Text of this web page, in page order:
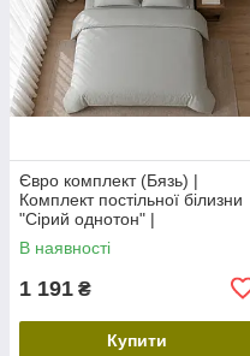
Євро комплект (Бязь) |
Комплект постільної білизни
"Сірий однотон" |
Простирадло 240х220 см
В наявності
1 191 ₴
Купити